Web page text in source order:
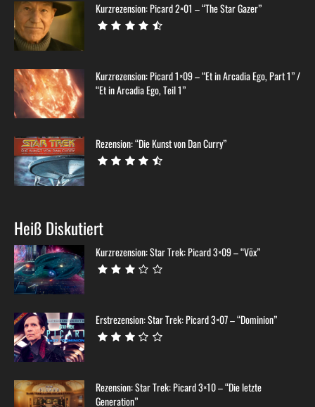
Kurzrezension: Picard 2×01 – “The Star Gazer”
Kurzrezension: Picard 1×09 – “Et in Arcadia Ego, Part 1” /
“Et in Arcadia Ego, Teil 1”
Rezension: “Die Kunst von Dan Curry”
Heiß Diskutiert
Kurzrezension: Star Trek: Picard 3×09 – “Võx”
Erstrezension: Star Trek: Picard 3×07 – “Dominion”
Rezension: Star Trek: Picard 3×10 – “Die letzte
Generation”